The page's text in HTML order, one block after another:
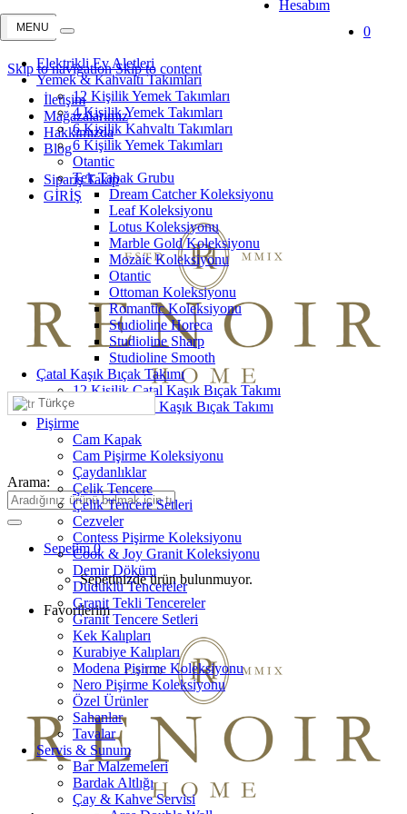
Skip to navigation Skip to content
İletişim
Mağazalarımız
Hakkımızda
Blog
Sipariş Takip
GİRİŞ
Türkçe
Arama:
Sepetim 0
Sepetinizde ürün bulunmuyor.
Favorilerim
Elektrikli Ev Aletleri
Yemek & Kahvaltı Takımları
12 Kişilik Yemek Takımları
4 Kişilik Yemek Takımları
6 Kişilik Kahvaltı Takımları
6 Kişilik Yemek Takımları
Otantic
Tek Tabak Grubu
Dream Catcher Koleksiyonu
Leaf Koleksiyonu
Lotus Koleksiyonu
Marble Gold Koleksiyonu
Mozaic Koleksiyonu
Otantic
Ottoman Koleksiyonu
Romantic Koleksiyonu
Studioline Horeca
Studioline Sharp
Studioline Smooth
Çatal Kaşık Bıçak Takımı
12 Kişilik Çatal Kaşık Bıçak Takımı
6 Kişilik Çatal Kaşık Bıçak Takımı
Pişirme
Cam Kapak
Cam Pişirme Koleksiyonu
Çaydanlıklar
Çelik Tencere
Çelik Tencere Setleri
Cezveler
Contess Pişirme Koleksiyonu
Cook & Joy Granit Koleksiyonu
Demir Döküm
Düdüklü Tencereler
Granit Tekli Tencereler
Granit Tencere Setleri
Kek Kalıpları
Kurabiye Kalıpları
Modena Pişirme Koleksiyonu
Nero Pişirme Koleksiyonu
Özel Ürünler
Sahanlar
Tavalar
Servis & Sunum
Bar Malzemeleri
Bardak Altlığı
Çay & Kahve Servisi
Hesabım
0